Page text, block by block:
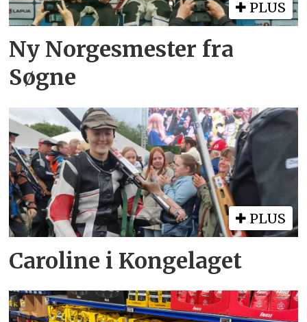
PLUS
Ny Norgesmester fra
Søgne
PLUS
Caroline i Kongelaget